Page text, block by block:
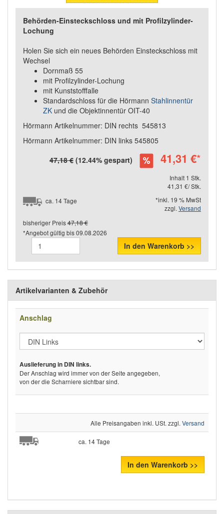
Behörden-Einsteckschloss und mit Profilzylinder-
Lochung
Holen Sie sich ein neues Behörden Einsteckschloss mit
Wechsel
Dornmaß 55
mit Profilzylinder-Lochung
mit Kunststofffalle
Standardschloss für die Hörmann Stahlinnentür
ZK und die Objektinnentür OIT-40
Hörmann Artikelnummer: DIN rechts 545813
Hörmann Artikelnummer: DIN links 545805
47,18 € (12.44% gespart) 41,31 €*
Inhalt 1 Stk.
41,31 €/ Stk.
ca. 14 Tage
*inkl. 19 % MwSt
zzgl. Versand
bisheriger Preis47,18 €
*Angebot gültig bis09.08.2026
In den Warenkorb >>
Artikelvarianten & Zubehör
Anschlag
Auslieferung in DIN links.
Der Anschlag wird immer von der Seite angegeben,
von der die Scharniere sichtbar sind.
Alle Preisangaben inkl. USt. zzgl. Versand
ca. 14 Tage
In den Warenkorb >>